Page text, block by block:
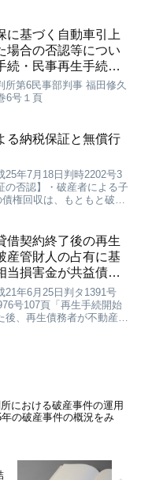
でした・・・【倒産法】
に基づく自動車引上
場合の否認等につい
続・民事再生手続に
権等の法律問題 第1
所第6民事部判事 福田修久
6号１頁
る納税保証と無償行
25年7月18日判時2202号3
の否認】・破産者による子
権回収は、もともと破産
証によって国税を滞納する
の債...
借契約終了後の再生
産管財人の占有に基
当損害金が共益債
権になる範囲
21年6月25日判タ1391号
号107頁「再生手続開始
後、再生債務者が不動産の
における破産事件の運用
の破産事件の概況をみ